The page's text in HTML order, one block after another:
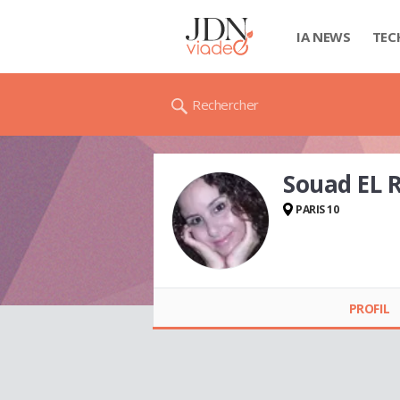
IA NEWS
Rechercher
Souad EL
PARIS 10
PROFIL